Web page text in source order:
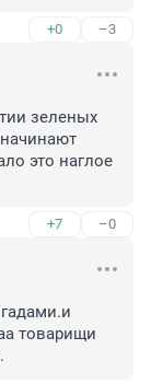
+0 –3
зеленых
это наглое
+7 –0
товарищи